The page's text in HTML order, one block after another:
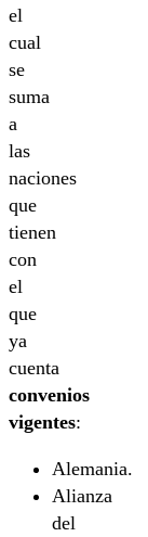
el
cual
se
suma
a
las
naciones
que
tienen
con
el
que
ya
cuenta
convenios
vigentes:
Alemania.
Alianza
del